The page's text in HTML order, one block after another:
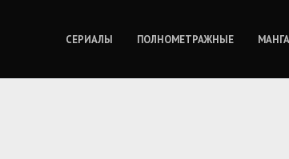
СЕРИАЛЫ ПОЛНОМЕТРАЖНЫЕ МАНГА